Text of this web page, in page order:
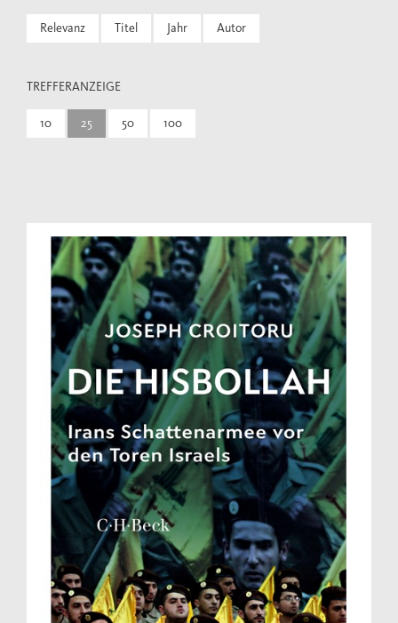
Relevanz Titel Jahr Autor
TREFFERANZEIGE
10 25 50 100